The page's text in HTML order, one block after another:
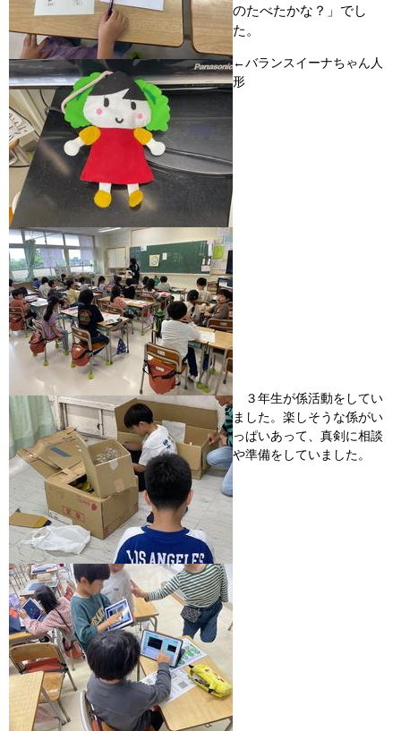
のたべたかな？」でし
た。
←バランスイーナちゃん人
形
３年生が係活動をしてい
ました。楽しそうな係がい
っぱいあって、真剣に相談
や準備をしていました。